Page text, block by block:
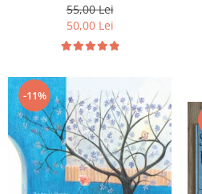
55,00 Lei
50,00 Lei
-11%